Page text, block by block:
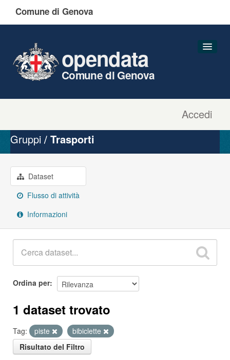
Comune di Genova
Accedi
opendata
Comune di Genova
Organizzazioni
Gruppi
Informazioni
Gruppi Trasporti
Dataset
Flusso di attività
Informazioni
Ordina per
1 dataset trovato
Tag: piste
bibiclette
Risultato del Filtro